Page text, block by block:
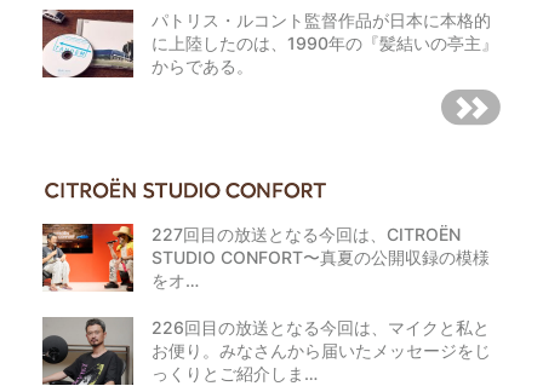
パトリス・ルコント監督作品が日本に本格的
に上陸したのは、1990年の『髪結いの亭主』
からである。
227回目の放送となる今回は、CITROËN
STUDIO CONFORT〜真夏の公開収録の模様
をオ…
226回目の放送となる今回は、マイクと私と
お便り。みなさんから届いたメッセージをじ
っくりとご紹介しま…